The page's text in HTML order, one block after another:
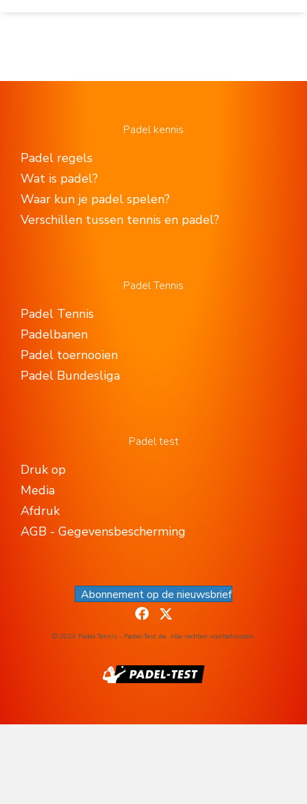
Padel kennis
Padel regels
Wat is padel?
Waar kun je padel spelen?
Verschillen tussen tennis en padel?
Padel Tennis
Padel Tennis
Padelbanen
Padel toernooien
Padel Bundesliga
Padel test
Druk op
Media
Afdruk
AGB - Gegevensbescherming
Abonnement op de nieuwsbrief
© 2024 Padel Tennis - Padel-Test.de. Alle rechten voorbehouden.